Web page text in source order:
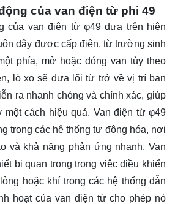
của van điện từ phi 49
của van điện từ φ49 dựa trên hiện
dây được cấp điện, từ trường sinh
phía, mở hoặc đóng van tùy theo
lò xo sẽ đưa lõi từ trở về vị trí ban
ra nhanh chóng và chính xác, giúp
một cách hiệu quả. Van điện từ φ49
trong các hệ thống tự động hóa, nơi
và khả năng phản ứng nhanh. Van
bị quan trọng trong việc điều khiển
hoặc khí trong các hệ thống dẫn
hoạt của van điện từ cho phép nó